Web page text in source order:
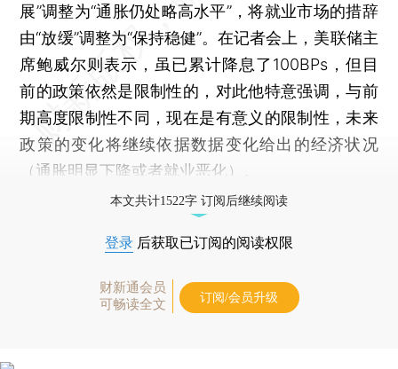
展”调整为“通胀仍处略高水平”，将就业市场的措辞
由“放缓”调整为“保持稳健”。在记者会上，美联储主
席鲍威尔则表示，虽已累计降息了100BPs，但目
前的政策依然是限制性的，对此他特意强调，与前
期高度限制性不同，现在是有意义的限制性，未来
政策的变化将继续依据数据变化给出的经济状况
（通胀明显下降或者就业恶化）。
本文共计1522字 订阅后继续阅读
登录 后获取已订阅的阅读权限
财新通会员
可畅读全文
订阅/会员升级